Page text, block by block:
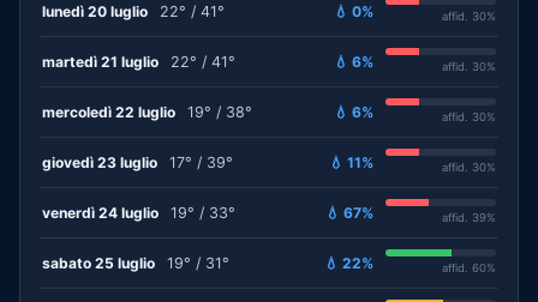
lunedì 20 luglio 22° / 41° 💧 0% affid. 30%
martedì 21 luglio 22° / 41° 💧 6% affid. 30%
mercoledì 22 luglio 19° / 38° 💧 6% affid. 30%
giovedì 23 luglio 17° / 39° 💧 11% affid. 30%
venerdì 24 luglio 19° / 33° 💧 67% affid. 39%
sabato 25 luglio 19° / 31° 💧 22% affid. 60%